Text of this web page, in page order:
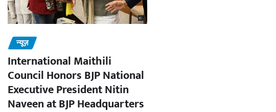
न्यूज़
International Maithili
Council Honors BJP National
Executive President Nitin
Naveen at BJP Headquarters